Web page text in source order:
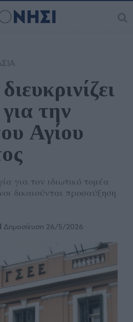
για την
Αγίου
για τον ιδιωτικό τομέα
δικαιούνται προσαύξηση
Δημοσίευση 26/5/2026